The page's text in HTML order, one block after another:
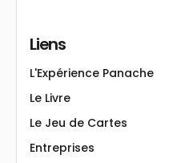
Liens
L'Expérience Panache
Le Livre
Le Jeu de Cartes
Entreprises